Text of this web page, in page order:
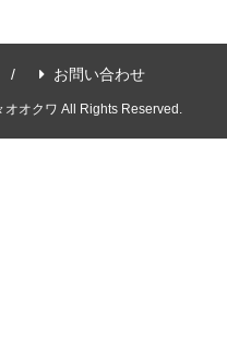
お問い合わせ
オクワ All Rights Reserved.